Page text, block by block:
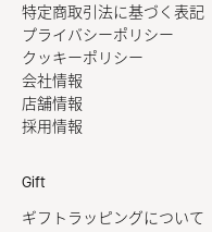
特定商取引法に基づく表記
プライバシーポリシー
クッキーポリシー
会社情報
店舗情報
採用情報
Gift
ギフトラッピングについて